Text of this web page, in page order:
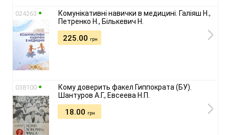
024263
Комунікативні навички в медицині. Галіяш Н.,
Петренко Н., Бількевич Н.
225.00 грн
038100
Кому доверить факел Гиппократа (БУ).
Шантуров А.Г., Евсеева Н.П.
18.00 грн